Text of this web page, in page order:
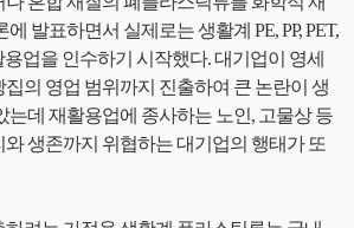
발표하면서 실제로는 생활계 PE, PP, PET,
업을 인수하기 시작했다. 대기업이 영세
의 영업 범위까지 진출하여 큰 논란이 생
는데 재활용업에 종사하는 노인, 고물상 등
생존까지 위협하는 대기업의 행태가 또